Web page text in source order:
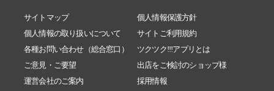
サイトマップ
個人情報保護方針
個人情報の取り扱いについて
サイトご利用規約
各種お問い合わせ（総合窓口）
ツクツク!!!アプリとは
ご意見・ご要望
出店をご検討のショップ様
運営会社のご案内
採用情報